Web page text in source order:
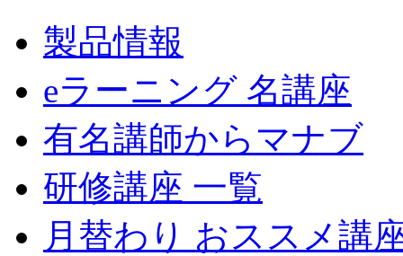
製品情報
eラーニング 名講座
有名講師からマナブ
研修講座 一覧
月替わり おススメ講